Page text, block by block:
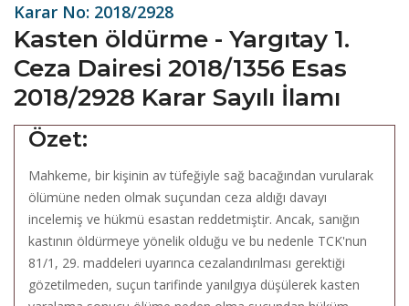
Karar No: 2018/2928
Kasten öldürme - Yargıtay 1.
Ceza Dairesi 2018/1356 Esas
2018/2928 Karar Sayılı İlamı
Özet:
Mahkeme, bir kişinin av tüfeğiyle sağ bacağından vurularak
ölümüne neden olmak suçundan ceza aldığı davayı
incelemiş ve hükmü esastan reddetmiştir. Ancak, sanığın
kastının öldürmeye yönelik olduğu ve bu nedenle TCK'nun
81/1, 29. maddeleri uyarınca cezalandırılması gerektiği
gözetilmeden, suçun tarifinde yanılgıya düşülerek kasten